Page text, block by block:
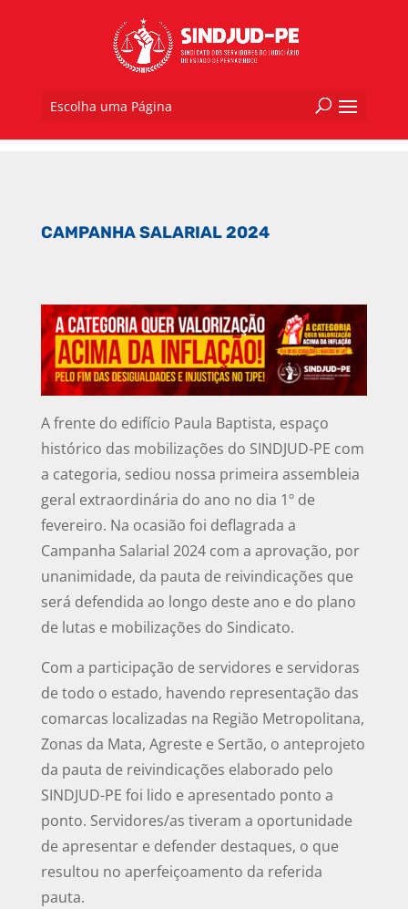
Escolha uma Página
CAMPANHA SALARIAL 2024
A frente do edifício Paula Baptista, espaço
histórico das mobilizações do SINDJUD-PE com
a categoria, sediou nossa primeira assembleia
geral extraordinária do ano no dia 1º de
fevereiro. Na ocasião foi deflagrada a
Campanha Salarial 2024 com a aprovação, por
unanimidade, da pauta de reivindicações que
será defendida ao longo deste ano e do plano
de lutas e mobilizações do Sindicato.
Com a participação de servidores e servidoras
de todo o estado, havendo representação das
comarcas localizadas na Região Metropolitana,
Zonas da Mata, Agreste e Sertão, o anteprojeto
da pauta de reivindicações elaborado pelo
SINDJUD-PE foi lido e apresentado ponto a
ponto. Servidores/as tiveram a oportunidade
de apresentar e defender destaques, o que
resultou no aperfeiçoamento da referida
pauta.